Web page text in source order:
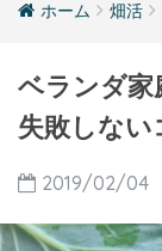
ホーム 畑活
ベランダ家
失敗しな
2019/02/04